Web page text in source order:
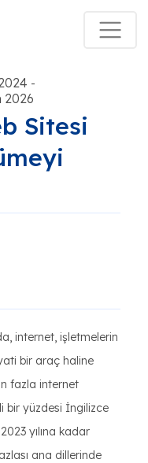
-
2026
Sitesi
internet, işletmelerin
bir araç haline
fazla internet
bir yüzdesi İngilizce
yılına kadar
ana dillerinde